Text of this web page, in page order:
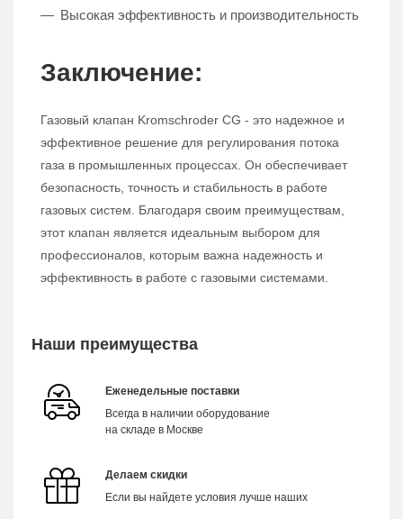
Высокая эффективность и производительность
Заключение:
Газовый клапан Kromschroder CG - это надежное и
эффективное решение для регулирования потока
газа в промышленных процессах. Он обеспечивает
безопасность, точность и стабильность в работе
газовых систем. Благодаря своим преимуществам,
этот клапан является идеальным выбором для
профессионалов, которым важна надежность и
эффективность в работе с газовыми системами.
Наши преимущества
Еженедельные поставки
Всегда в наличии оборудование
на складе в Москве
Делаем скидки
Если вы найдете условия лучше наших